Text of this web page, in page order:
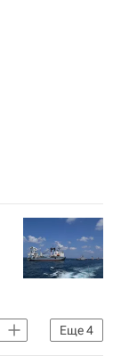
Еще4